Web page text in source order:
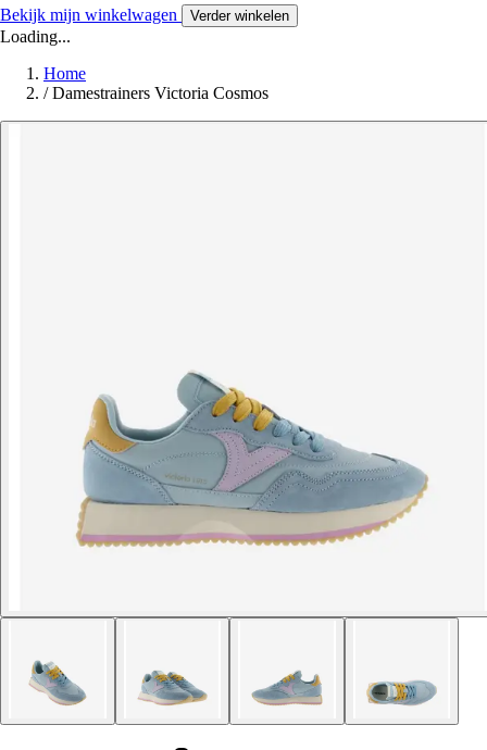
Bekijk mijn winkelwagen Verder winkelen
Loading...
Home
/ Damestrainers Victoria Cosmos